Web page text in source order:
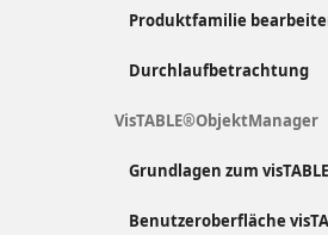
Produktfamilie
Durchlaufbetrachtung
VisTABLE®ObjektManager